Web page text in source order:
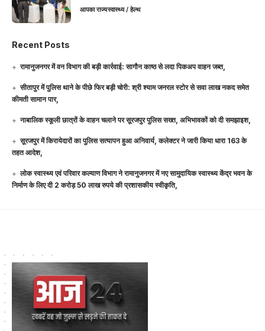
आपका राज्यस्वास्थ्य / हेल्थ
Recent Posts
रामानुजनगर में वन विभाग की बड़ी कार्रवाई: सागौन काष्ठ से लदा पिकअप वाहन जब्त,
सीतापुर में पुलिस थाने के पीछे फिर बड़ी चोरी: श्री श्याम जनरल स्टोर से सवा लाख नकद समेत
कीमती सामान पार,
नाबालिक स्कूली छात्रों के वाहन चलाने पर सूरजपुर पुलिस सख्त, अभिभावकों को दी समझाइश,
सूरजपुर में किरायेदारों का पुलिस सत्यापन हुआ अनिवार्य, कलेक्टर ने जारी किया धारा 163 के
तहत आदेश,
लोक स्वास्थ्य एवं परिवार कल्याण विभाग ने रामानुजनगर में नए सामुदायिक स्वास्थ्य केंद्र भवन के
निर्माण के लिए दी 2 करोड़ 50 लाख रुपये की प्रशासकीय स्वीकृति,